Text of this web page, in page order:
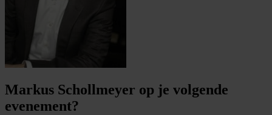
Markus Schollmeyer op je volgende
evenement?